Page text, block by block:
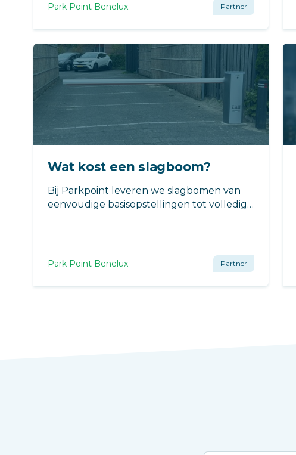
Park Point Benelux Partner
Wat kost een slagboom?
Bij Parkpoint leveren we slagbomen van
eenvoudige basisopstellingen tot volledige
Park Point Benelux Partner